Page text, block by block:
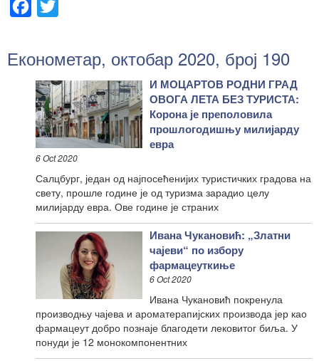
Facebook
Економетар, октобар 2020, број 190
И МОЦАРТОВ РОДНИ ГРАД
ОВОГА ЛЕТА БЕЗ ТУРИСТА:
Корона је преполовила
прошлогодишњу милијарду
евра
6 Oct 2020
Салцбург, један од најпосећенијих туристичких градова на
свету, прошле године је од туризма зарадио целу
милијарду евра. Ове године је страних
Ивана Чукановић: „Златни
чајеви“ по избору
фармацеуткиње
6 Oct 2020
Ивана Чукановић покренула
производњу чајева и ароматерапијских производа јер као
фармацеут добро познаје благодети лековитог биља. У
понуди је 12 монокомпонентних